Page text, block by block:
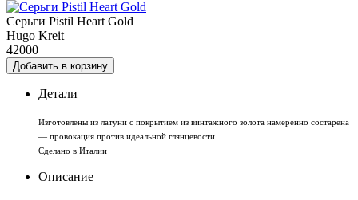
Серьги Pistil Heart Gold
Hugo Kreit
42000
Добавить в корзину
Детали
Изготовлены из латуни с покрытием из винтажного золота намеренно состарена
— провокация против идеальной глянцевости.
Сделано в Италии
Описание